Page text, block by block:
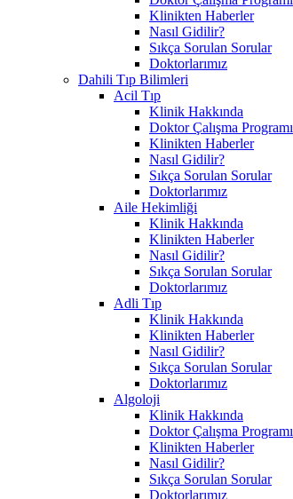
Klinikten Haberler
Nasıl Gidilir?
Sıkça Sorulan Sorular
Doktorlarımız
Dahili Tıp Bilimleri
Acil Tıp
Klinik Hakkında
Doktor Çalışma Programı
Klinikten Haberler
Nasıl Gidilir?
Sıkça Sorulan Sorular
Doktorlarımız
Aile Hekimliği
Klinik Hakkında
Klinikten Haberler
Nasıl Gidilir?
Sıkça Sorulan Sorular
Doktorlarımız
Adli Tıp
Klinik Hakkında
Klinikten Haberler
Nasıl Gidilir?
Sıkça Sorulan Sorular
Doktorlarımız
Algoloji
Klinik Hakkında
Doktor Çalışma Programı
Klinikten Haberler
Nasıl Gidilir?
Sıkça Sorulan Sorular
Doktorlarımız